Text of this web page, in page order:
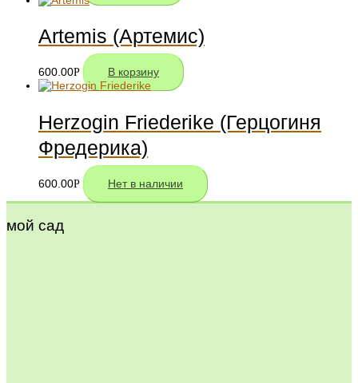
Artemis (Артемис)
600.00Р В корзину
Herzogin Friederike (Герцогиня
Фредерика)
600.00Р Нет в наличии
мой сад